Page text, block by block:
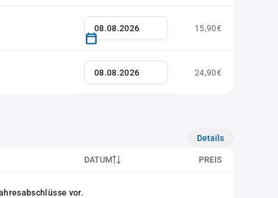
15,90€
24,90€
Details
DATUM PREIS
vor.